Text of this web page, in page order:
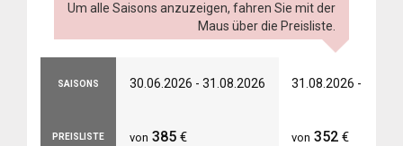
Um alle Saisons anzuzeigen, fahren Sie mit der
Maus über die Preisliste.
SAISONS
PREISLISTE
30.06.2026 - 31.08.2026
von 385 €
31.08.2026 -
von 352 €